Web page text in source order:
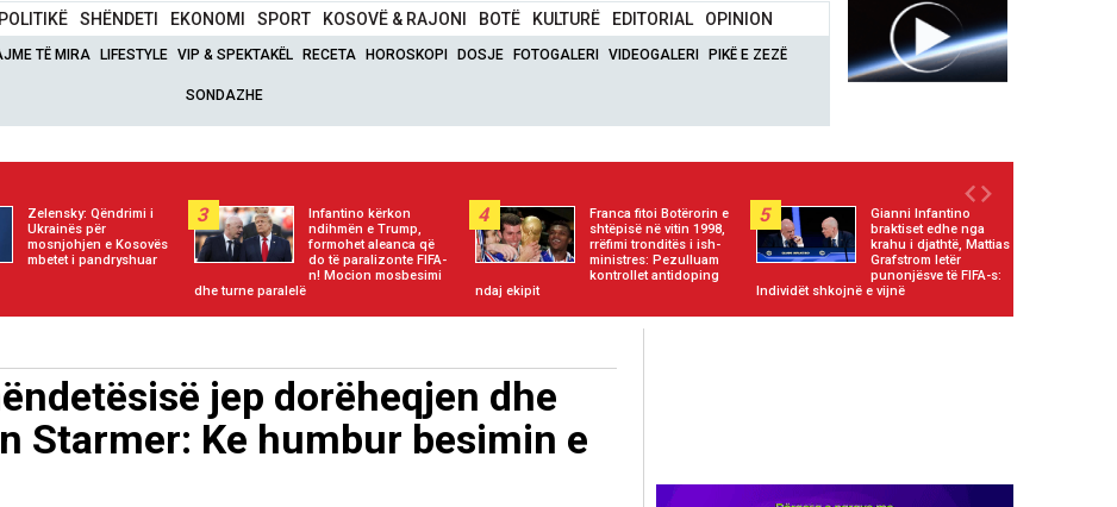
POLITIKË SHËNDETI EKONOMI SPORT KOSOVË & RAJONI BOTË KULTURË EDITORIAL OPINION
TË MIRA LIFESTYLE VIP & SPEKTAKËL RECETA HOROSKOPI DOSJE FOTOGALERI VIDEOGALERI PIKË E ZEZË
SONDAZHE
Zelensky: Qëndrimi i
Ukrainës për
mosnjohjen e Kosovës
mbetet i pandryshuar
3
Infantino kërkon
ndihmën e Trump,
formohet aleanca që
do të paralizonte FIFA-
n! Mocion mosbesimi
dhe turne paralelë
4
Franca fitoi Botërorin e
shtëpisë në vitin 1998,
rrëfimi tronditës i ish-
ministres: Pezulluam
kontrollet antidoping
ndaj ekipit
5
Gianni Infantino
braktiset edhe nga
krahu i djathtë, Mattias
Grafstrom letër
punonjësve të FIFA-s:
Individët shkojnë e vijnë
jep dorëheqjen dhe
Starmer: Ke humbur besimin e